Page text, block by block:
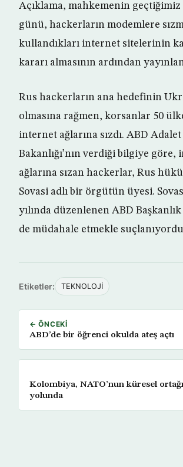
Açıklama, mahkemenin geçtiğimiz
günü, hackerların modemlere
kullandıkları internet sitelerinin
kararı almasının ardından
Rus hackerların ana hedefinin
olmasına rağmen, korsanlar 50
internet ağlarına sızdı. ABD Adalet
Bakanlığı’nın verdiği bilgiye göre,
ağlarına sızan hackerlar, Rus
Sovasi adlı bir örgütün üyesi.
yılında düzenlenen ABD
de müdahale etmekle
Etiketler: TEKNOLOJİ
← ÖNCEKI
ABD’de bir öğrenci okulda ateş açtı
Kolombiya, NATO’nun küresel
yolunda